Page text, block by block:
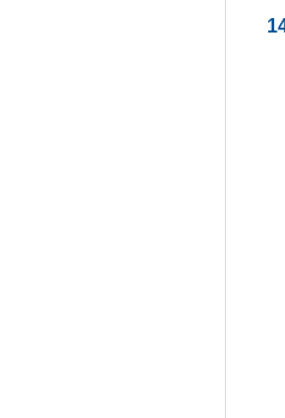
1448